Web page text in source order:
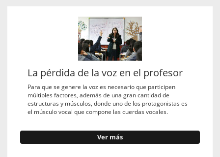
La pérdida de la voz en el profesor
Para que se genere la voz es necesario que participen
múltiples factores, además de una gran cantidad de
estructuras y músculos, donde uno de los protagonistas es
el músculo vocal que compone las cuerdas vocales.
Ver más